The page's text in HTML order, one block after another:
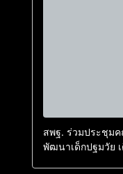
สพฐ. ร่วมประชุม
พัฒนาเด็กปฐมวัย